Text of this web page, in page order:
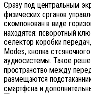
Сразу под центральным
физических органов
скомпонован в виде
находятся: поворотный
селектор коробки
Modes, кнопка
аудиосистемы. Такое
пространство между
размещаются
смартфона и